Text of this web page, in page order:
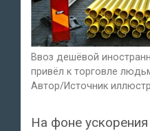
Ввоз дешёвой
привёл к торговле
Автор/Источник
На фоне